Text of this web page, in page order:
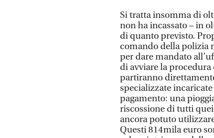
Si tratta insomma di
non ha incassato – in
di quanto previsto.
comando della polizia
per dare mandato
di avviare la
partiranno
specializzate
pagamento: una
riscossione di tutti
ancora potuto
Questi 814mila euro